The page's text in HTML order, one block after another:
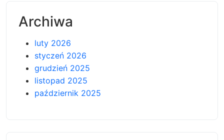
Archiwa
luty 2026
styczeń 2026
grudzień 2025
listopad 2025
październik 2025